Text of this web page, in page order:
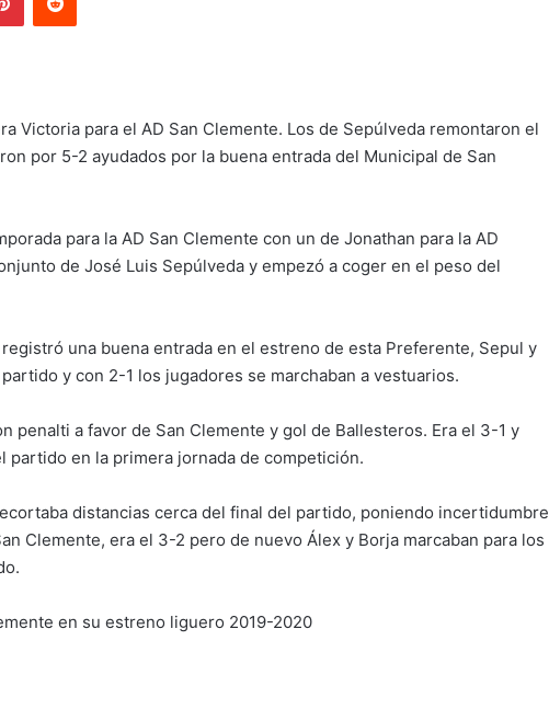
Victoria para el AD San Clemente. Los de Sepúlveda remontaron el
por 5-2 ayudados por la buena entrada del Municipal de San
para la AD San Clemente con un de Jonathan para la AD
de José Luis Sepúlveda y empezó a coger en el peso del
una buena entrada en el estreno de esta Preferente, Sepul y
y con 2-1 los jugadores se marchaban a vestuarios.
penalti a favor de San Clemente y gol de Ballesteros. Era el 3-1 y
partido en la primera jornada de competición.
distancias cerca del final del partido, poniendo incertidumbre
Clemente, era el 3-2 pero de nuevo Álex y Borja marcaban para los
en su estreno liguero 2019-2020